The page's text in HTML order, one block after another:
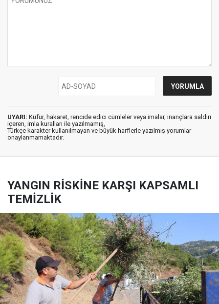
UYARI: Küfür, hakaret, rencide edici cümleler veya imalar, inançlara saldırı
içeren, imla kuralları ile yazılmamış,
Türkçe karakter kullanılmayan ve büyük harflerle yazılmış yorumlar
onaylanmamaktadır.
YANGIN RİSKİNE KARŞI KAPSAMLI
TEMİZLİK